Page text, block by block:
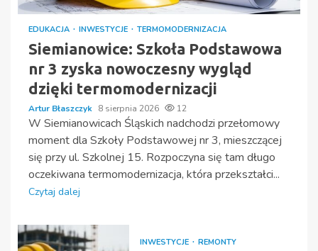
EDUKACJA INWESTYCJE TERMOMODERNIZACJA
Siemianowice: Szkoła Podstawowa
nr 3 zyska nowoczesny wygląd
dzięki termomodernizacji
Artur Błaszczyk 8 sierpnia 2026 12
W Siemianowicach Śląskich nadchodzi przełomowy
moment dla Szkoły Podstawowej nr 3, mieszczącej
się przy ul. Szkolnej 15. Rozpoczyna się tam długo
oczekiwana termomodernizacja, która przekształci...
Czytaj dalej
INWESTYCJE REMONTY